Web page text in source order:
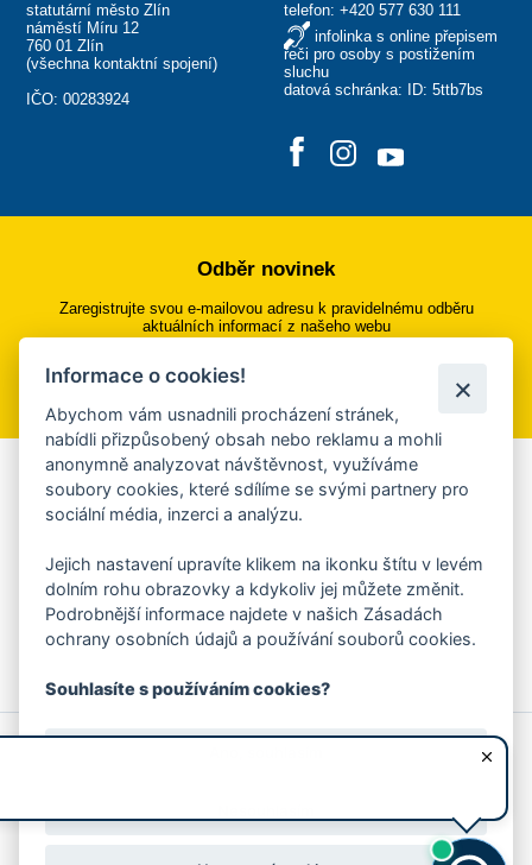
statutární město Zlín
náměstí Míru 12
760 01 Zlín
(všechna kontaktní spojení)
IČO: 00283924
telefon: +420 577 630 111
infolinka s online přepisem
řeči pro osoby s postižením
sluchu
datová schránka: ID: 5ttb7bs
Odběr novinek
Zaregistrujte svou e-mailovou adresu k pravidelnému odběru
aktuálních informací z našeho webu
Přihlásit se k odběru
Aplikace Mobilní rozhlas
Chcete dostávat do svého mobilu či mailu upozornění na
ankety, pozvánky na kulturní a sportovní akce?
Více informací o aplikaci
© 2026 Magistrát města Zlína
Prohlášení o používání cookies
Informace o cookies!
Abychom vám usnadnili procházení stránek,
nabídli přizpůsobený obsah nebo reklamu a mohli
anonymně analyzovat návštěvnost, využíváme
soubory cookies, které sdílíme se svými partnery pro
sociální média, inzerci a analýzu.
Jejich nastavení upravíte klikem na ikonku štítu v levém
dolním rohu obrazovky a kdykoliv jej můžete změnit.
Podrobnější informace najdete v našich Zásadách
ochrany osobních údajů a používání souborů cookies.
Souhlasíte s používáním cookies?